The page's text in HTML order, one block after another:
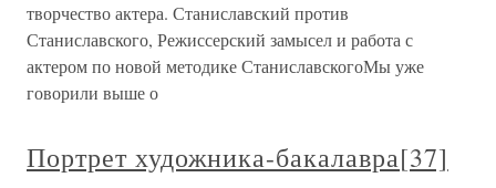
творчество актера. Станиславский против
Станиславского, Режиссерский замысел и работа с
актером по новой методике СтаниславскогоМы уже
говорили выше о
Портрет художника-бакалавра[37]